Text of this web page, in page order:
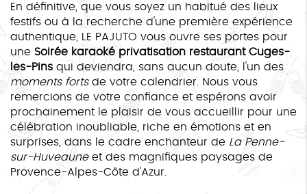
En définitive, que vous soyez un habitué des lieux
festifs ou à la recherche d'une première expérience
authentique, LE PAJUTO vous ouvre ses portes pour
une Soirée karaoké privatisation restaurant Cuges-
les-Pins qui deviendra, sans aucun doute, l'un des
moments fortsde votre calendrier. Nous vous
remercions de votre confiance et espérons avoir
prochainement le plaisir de vous accueillir pour une
célébration inoubliable, riche en émotions et en
surprises, dans le cadre enchanteur de La Penne-
sur-Huveauneet des magnifiques paysages de
Provence-Alpes-Côte d'Azur.